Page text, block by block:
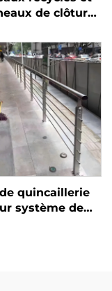
de clôture
métallique
écologique,
de clôture
durable
quincaillerie
système de